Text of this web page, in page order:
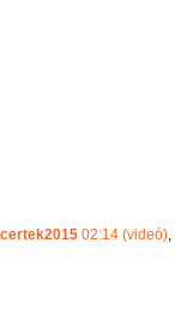
02:14 (videó),